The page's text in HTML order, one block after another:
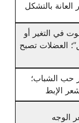
العانة بالتشكل
في التغير أو
العضلات تصبح
حب الشباب؛
الإبط
الوجه